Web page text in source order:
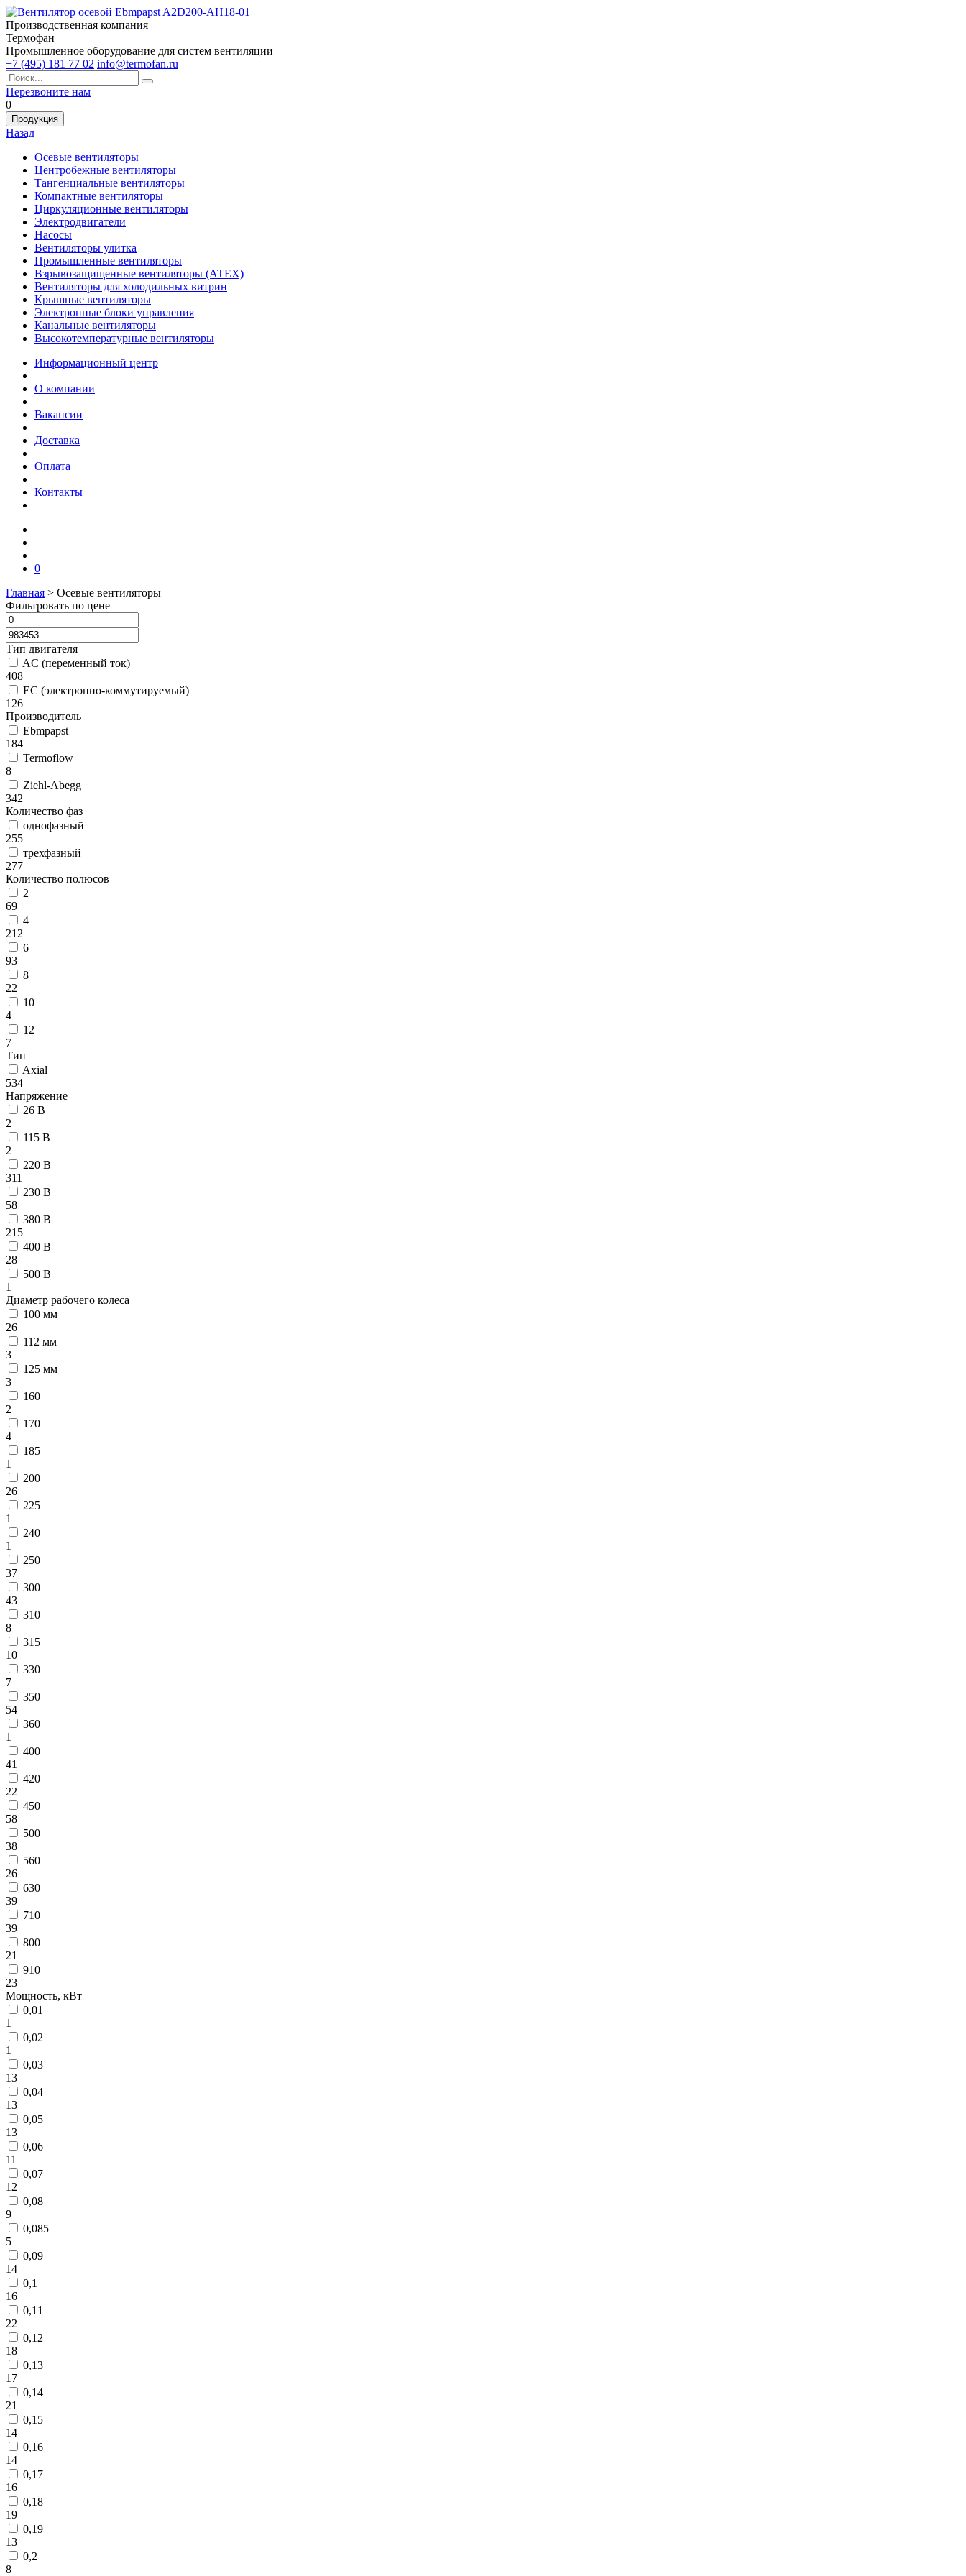
Производственная компания
Термофан
Промышленное оборудование для систем вентиляции
+7 (495) 181 77 02 info@termofan.ru
Перезвоните нам
0
Продукция
Назад
Осевые вентиляторы
Центробежные вентиляторы
Тангенциальные вентиляторы
Компактные вентиляторы
Циркуляционные вентиляторы
Электродвигатели
Насосы
Вентиляторы улитка
Промышленные вентиляторы
Взрывозащищенные вентиляторы (АТЕХ)
Вентиляторы для холодильных витрин
Крышные вентиляторы
Электронные блоки управления
Канальные вентиляторы
Высокотемпературные вентиляторы
Информационный центр
О компании
Вакансии
Доставка
Оплата
Контакты
0
Главная > Осевые вентиляторы
Фильтровать по цене
Тип двигателя
AC (переменный ток)
408
EC (электронно-коммутируемый)
126
Производитель
Ebmpapst
184
Termoflow
8
Ziehl-Abegg
342
Количество фаз
однофазный
255
трехфазный
277
Количество полюсов
2
69
4
212
6
93
8
22
10
4
12
7
Тип
Axial
534
Напряжение
26 В
2
115 В
2
220 В
311
230 В
58
380 В
215
400 В
28
500 В
1
Диаметр рабочего колеса
100 мм
26
112 мм
3
125 мм
3
160
2
170
4
185
1
200
26
225
1
240
1
250
37
300
43
310
8
315
10
330
7
350
54
360
1
400
41
420
22
450
58
500
38
560
26
630
39
710
39
800
21
910
23
Мощность, кВт
0,01
1
0,02
1
0,03
13
0,04
13
0,05
13
0,06
11
0,07
12
0,08
9
0,085
5
0,09
14
0,1
16
0,11
22
0,12
18
0,13
17
0,14
21
0,15
14
0,16
14
0,17
16
0,18
19
0,19
13
0,2
8